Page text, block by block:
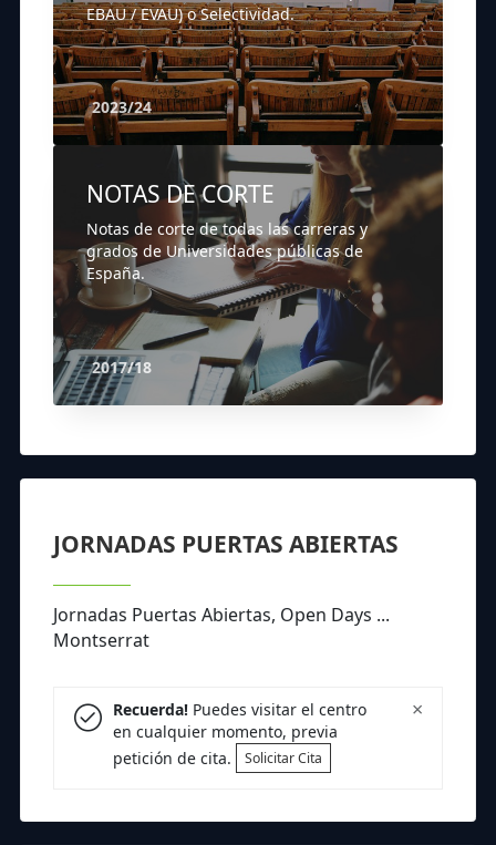
EBAU / EVAU) o Selectividad.
2023/24
NOTAS DE CORTE
Notas de corte de todas las carreras y
grados de Universidades públicas de
España.
2017/18
JORNADAS PUERTAS ABIERTAS
Jornadas Puertas Abiertas, Open Days ...
Montserrat
×
Recuerda!Puedes visitar el centro
en cualquier momento, previa
petición de cita.
Solicitar Cita